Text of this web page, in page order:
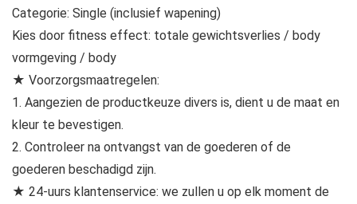
Categorie: Single (inclusief wapening)
Kies door fitness effect: totale gewichtsverlies / body
vormgeving / body
★ Voorzorgsmaatregelen:
1. Aangezien de productkeuze divers is, dient u de maat en
kleur te bevestigen.
2. Controleer na ontvangst van de goederen of de
goederen beschadigd zijn.
★ 24-uurs klantenservice: we zullen u op elk moment de